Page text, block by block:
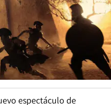
espectáculo de